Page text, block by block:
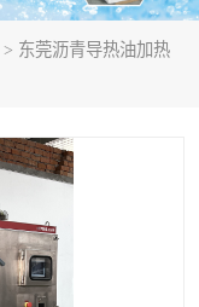
> 东莞沥青导热油加热